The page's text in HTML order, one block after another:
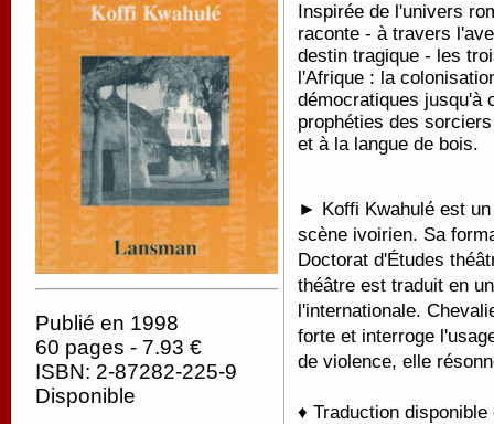
Publié en 1998
60 pages - 7.93 €
ISBN: 2-87282-225-9
Disponible
Inspirée de l'univers
raconte - à travers
destin tragique - les
l'Afrique : la
démocratiques jusqu'à
prophéties des
et à la langue de bois.
► Koffi Kwahulé est
scène ivoirien. Sa
Doctorat d'Études
théâtre est traduit en
l'internationale.
forte et interroge
de violence, elle
♦ Traduction